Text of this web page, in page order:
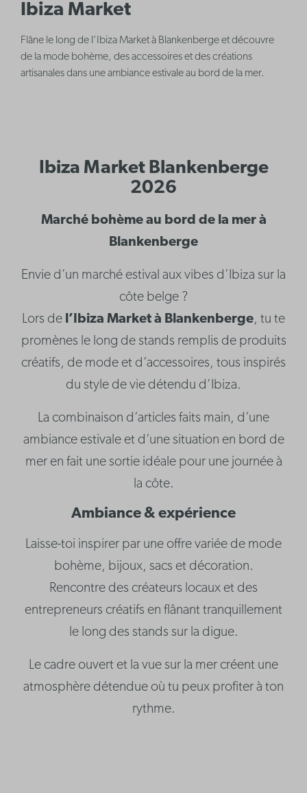
Ibiza Market
Flâne le long de l’Ibiza Market à Blankenberge et découvre
de la mode bohème, des accessoires et des créations
artisanales dans une ambiance estivale au bord de la mer.
Ibiza Market Blankenberge
2026
Marché bohème au bord de la mer à
Blankenberge
Envie d’un marché estival aux vibes d’Ibiza sur la
côte belge ?
Lors de l’Ibiza Market à Blankenberge, tu te
promènes le long de stands remplis de produits
créatifs, de mode et d’accessoires, tous inspirés
du style de vie détendu d’Ibiza.
La combinaison d’articles faits main, d’une
ambiance estivale et d’une situation en bord de
mer en fait une sortie idéale pour une journée à
la côte.
Ambiance & expérience
Laisse-toi inspirer par une offre variée de mode
bohème, bijoux, sacs et décoration.
Rencontre des créateurs locaux et des
entrepreneurs créatifs en flânant tranquillement
le long des stands sur la digue.
Le cadre ouvert et la vue sur la mer créent une
atmosphère détendue où tu peux profiter à ton
rythme.